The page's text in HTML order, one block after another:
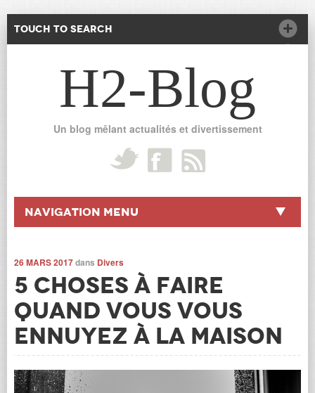
Touch to Search
H2-Blog
Un blog mêlant actualités et divertissement
Navigation Menu
26 MARS 2017dans Divers
5 choses à faire
quand vous vous
ennuyez à la maison